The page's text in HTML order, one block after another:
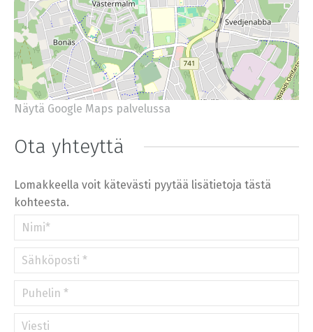
+
−
©OpenStreetMap contributors.
»
Näytä Google Maps palvelussa
Ota yhteyttä
Lomakkeella voit kätevästi pyytää lisätietoja tästä
kohteesta.